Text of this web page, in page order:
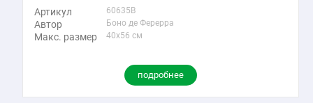
Артикул 60635B
Автор Боно де Ферерра
Макс. размер 40x56 см
подробнее